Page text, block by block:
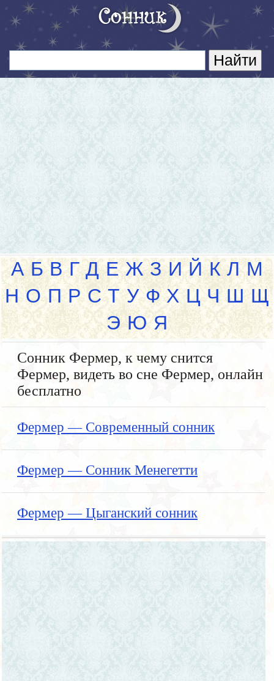
А Б В Г Д Е Ж З И Й К Л М
Н О П Р С Т У Ф Х Ц Ч Ш Щ
Э Ю Я
Сонник Фермер, к чему снится
Фермер, видеть во сне Фермер, онлайн
бесплатно
Фермер — Современный сонник
Фермер — Сонник Менегетти
Фермер — Цыганский сонник